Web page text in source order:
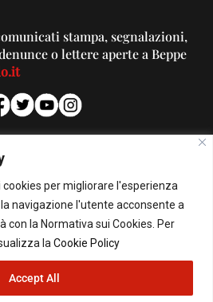
per migliorare l'esperienza
navigazione l'utente acconsente a
con la Normativa sui Cookies. Per
la Cookie Policy
Accept All
stampa, segnalazioni,
o lettere aperte a Beppe
PUBBLICITA'
la tua pubblicità su questo Blog:
pubblicita@beppegrillo.it
Grillo. All Rights Reserved - Powered by